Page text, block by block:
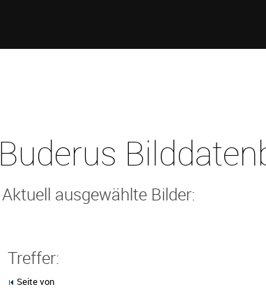
Buderus
Aktuell ausgewählte Bilder:
Treffer:
Seite von